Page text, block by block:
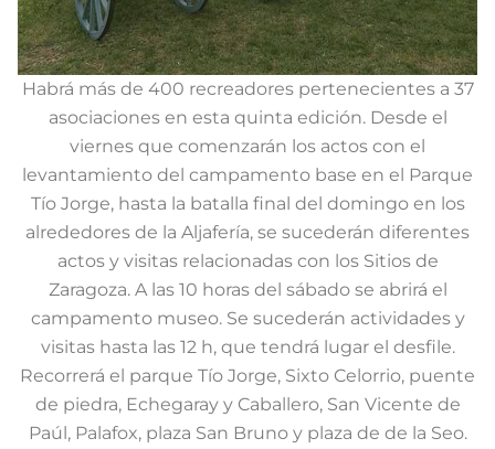
Habrá más de 400 recreadores pertenecientes a 37
asociaciones en esta quinta edición. Desde el
viernes que comenzarán los actos con el
levantamiento del campamento base en el Parque
Tío Jorge, hasta la batalla final del domingo en los
alrededores de la Aljafería, se sucederán diferentes
actos y visitas relacionadas con los Sitios de
Zaragoza. A las 10 horas del sábado se abrirá el
campamento museo. Se sucederán actividades y
visitas hasta las 12 h, que tendrá lugar el desfile.
Recorrerá el parque Tío Jorge, Sixto Celorrio, puente
de piedra, Echegaray y Caballero, San Vicente de
Paúl, Palafox, plaza San Bruno y plaza de de la Seo.